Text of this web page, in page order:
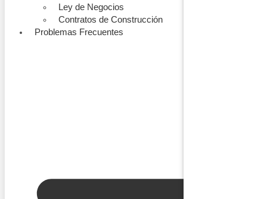
Ley de Negocios
Contratos de Construcción
Problemas Frecuentes